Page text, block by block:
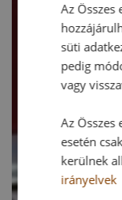
Az
süti
pedig
vagy
Az Összes
esetén
kerülnek
irányelvek